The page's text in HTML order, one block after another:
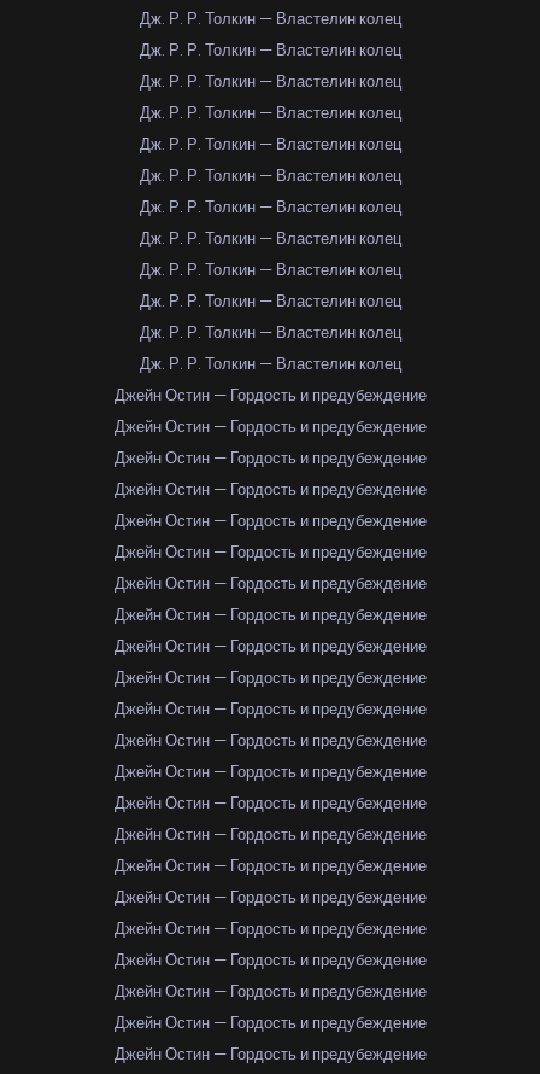
Дж. Р. Р. Толкин — Властелин колец
Дж. Р. Р. Толкин — Властелин колец
Дж. Р. Р. Толкин — Властелин колец
Дж. Р. Р. Толкин — Властелин колец
Дж. Р. Р. Толкин — Властелин колец
Дж. Р. Р. Толкин — Властелин колец
Дж. Р. Р. Толкин — Властелин колец
Дж. Р. Р. Толкин — Властелин колец
Дж. Р. Р. Толкин — Властелин колец
Дж. Р. Р. Толкин — Властелин колец
Дж. Р. Р. Толкин — Властелин колец
Дж. Р. Р. Толкин — Властелин колец
Джейн Остин — Гордость и предубеждение
Джейн Остин — Гордость и предубеждение
Джейн Остин — Гордость и предубеждение
Джейн Остин — Гордость и предубеждение
Джейн Остин — Гордость и предубеждение
Джейн Остин — Гордость и предубеждение
Джейн Остин — Гордость и предубеждение
Джейн Остин — Гордость и предубеждение
Джейн Остин — Гордость и предубеждение
Джейн Остин — Гордость и предубеждение
Джейн Остин — Гордость и предубеждение
Джейн Остин — Гордость и предубеждение
Джейн Остин — Гордость и предубеждение
Джейн Остин — Гордость и предубеждение
Джейн Остин — Гордость и предубеждение
Джейн Остин — Гордость и предубеждение
Джейн Остин — Гордость и предубеждение
Джейн Остин — Гордость и предубеждение
Джейн Остин — Гордость и предубеждение
Джейн Остин — Гордость и предубеждение
Джейн Остин — Гордость и предубеждение
Джейн Остин — Гордость и предубеждение